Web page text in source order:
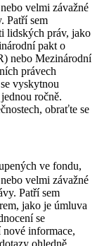
velmi závažné
Patří sem
lidských práv, jako
pakt o
nebo Mezinárodní
právech
vyskytnou
ročně.
obraťte se
ve fondu,
velmi závažné
Patří sem
jako je úmluva
se
informace,
ohledně